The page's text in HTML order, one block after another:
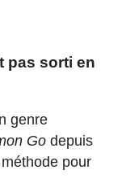
pas sorti en
genre
Go depuis
pour